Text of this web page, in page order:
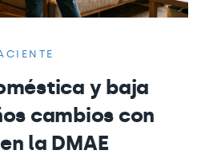
y baja
cambios con
la DMAE